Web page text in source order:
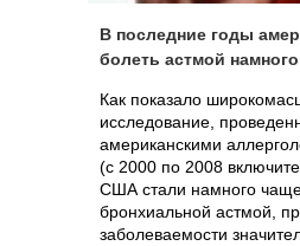
В последние годы
болеть астмой
Как показало
исследование,
американскими
(с 2000 по 2008
США стали намного
бронхиальной астмой,
заболеваемости